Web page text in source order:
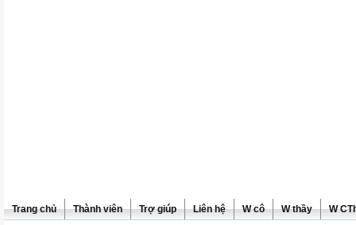
Trang chủ Thành viên Trợ giúp Liên hệ W cô W thầy W